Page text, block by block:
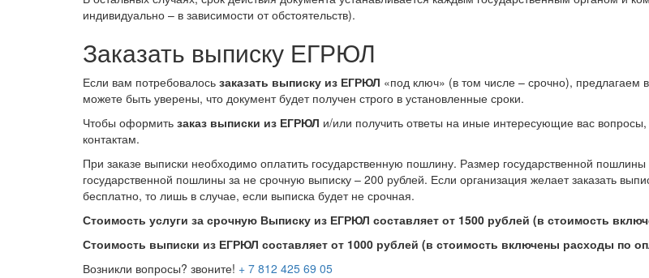
индивидуально – в зависимости от обстоятельств).
Заказать выписку ЕГРЮЛ
Если вам потребовалось заказать выписку из ЕГРЮЛ «под ключ» (в том числе – срочно), предлагаем
можете быть уверены, что документ будет получен строго в установленные сроки.
Чтобы оформить заказ выписки из ЕГРЮЛ и/или получить ответы на иные интересующие вас
контактам.
При заказе выписки необходимо оплатить государственную пошлину. Размер государственной
государственной пошлины за не срочную выписку – 200 рублей. Если организация желает заказать
бесплатно, то лишь в случае, если выписка будет не срочная.
Стоимость услуги за срочную Выписку из ЕГРЮЛ составляет от 1500 рублей (в стоимость
Стоимость выписки из ЕГРЮЛ составляет от 1000 рублей (в стоимость включены расходы по
Возникли вопросы? звоните! + 7 812 425 69 05